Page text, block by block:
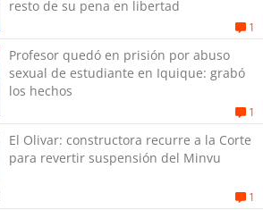
resto de su pena en libertad
1
Profesor quedó en prisión por abuso
sexual de estudiante en Iquique: grabó
los hechos
1
El Olivar: constructora recurre a la Corte
para revertir suspensión del Minvu
1